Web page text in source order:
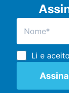
Li e